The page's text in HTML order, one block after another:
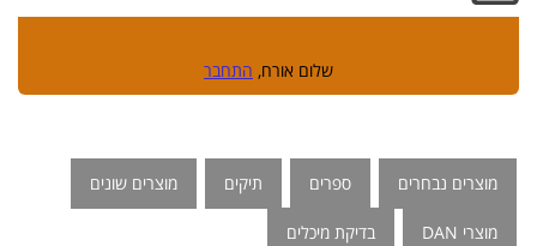
שלום אורח, התחבר
מוצרים נבחרים ספרים תיקים מוצרים שונים
מוצרי DAN בדיקת מיכלים